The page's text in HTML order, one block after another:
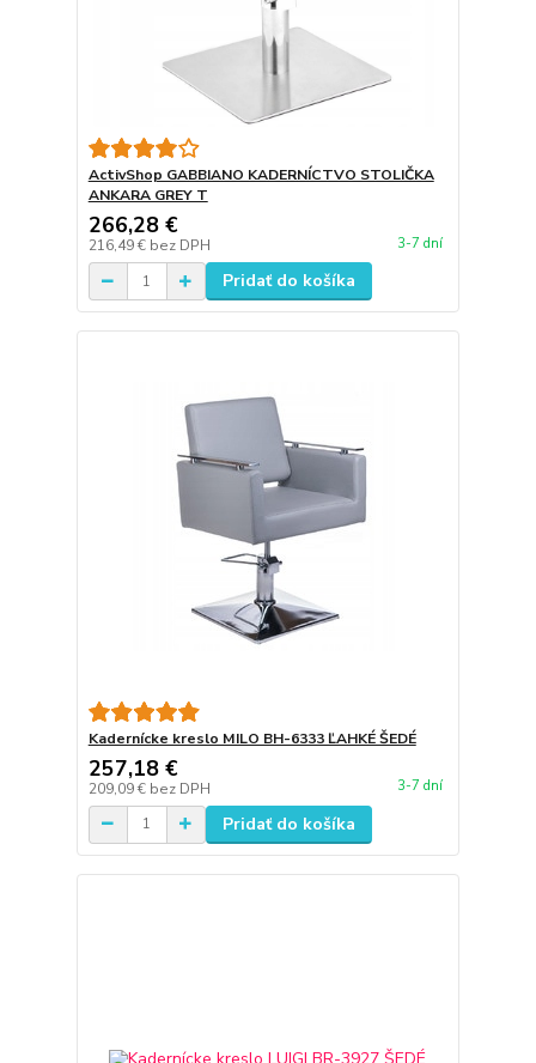
ActivShop GABBIANO KADERNÍCTVO STOLIČKA
ANKARA GREY T
266,28 €
216,49 € bez DPH 3-7 dní
Pridať do košíka
Kadernícke kreslo MILO BH-6333 ĽAHKÉ ŠEDÉ
257,18 €
209,09 € bez DPH 3-7 dní
Pridať do košíka